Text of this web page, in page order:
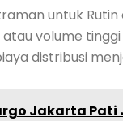
untuk
volume
distribusi
Jakarta Pati